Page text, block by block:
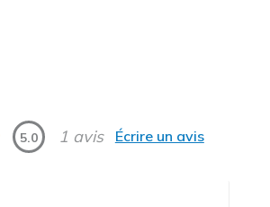
5.0 1 avis Écrire un avis